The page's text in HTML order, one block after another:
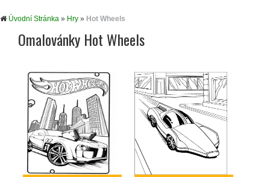
Úvodní Stránka » Hry » Hot Wheels
Omalovánky Hot Wheels